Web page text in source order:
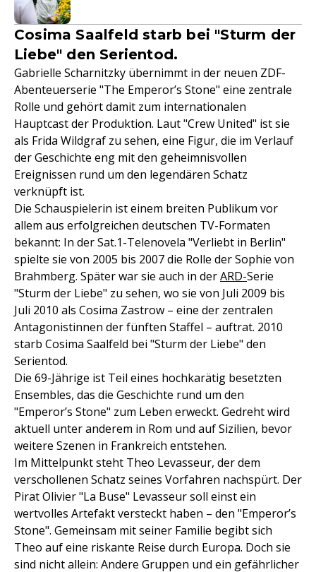
Cosima Saalfeld starb bei "Sturm der
Liebe" den Serientod.
Gabrielle Scharnitzky übernimmt in der neuen ZDF-
Abenteuerserie "The Emperor’s Stone" eine zentrale
Rolle und gehört damit zum internationalen
Hauptcast der Produktion. Laut "Crew United" ist sie
als Frida Wildgraf zu sehen, eine Figur, die im Verlauf
der Geschichte eng mit den geheimnisvollen
Ereignissen rund um den legendären Schatz
verknüpft ist.
Die Schauspielerin ist einem breiten Publikum vor
allem aus erfolgreichen deutschen TV-Formaten
bekannt: In der Sat.1-Telenovela "Verliebt in Berlin"
spielte sie von 2005 bis 2007 die Rolle der Sophie von
Brahmberg. Später war sie auch in derARD-Serie
"Sturm der Liebe" zu sehen, wo sie von Juli 2009 bis
Juli 2010 als Cosima Zastrow – eine der zentralen
Antagonistinnen der fünften Staffel – auftrat. 2010
starb Cosima Saalfeld bei "Sturm der Liebe" den
Serientod.
Die 69-Jährige ist Teil eines hochkarätig besetzten
Ensembles, das die Geschichte rund um den
"Emperor’s Stone" zum Leben erweckt. Gedreht wird
aktuell unter anderem in Rom und auf Sizilien, bevor
weitere Szenen in Frankreich entstehen.
Im Mittelpunkt steht Theo Levasseur, der dem
verschollenen Schatz seines Vorfahren nachspürt. Der
Pirat Olivier "La Buse" Levasseur soll einst ein
wertvolles Artefakt versteckt haben – den "Emperor’s
Stone". Gemeinsam mit seiner Familie begibt sich
Theo auf eine riskante Reise durch Europa. Doch sie
sind nicht allein: Andere Gruppen und ein gefährlicher